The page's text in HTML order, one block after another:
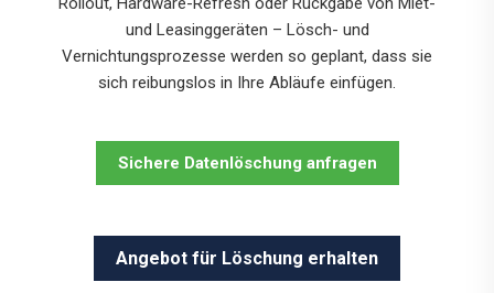
und Leasinggeräten – Lösch- und
Vernichtungsprozesse werden so geplant, dass sie
sich reibungslos in Ihre Abläufe einfügen.
Sichere Datenlöschung anfragen
Angebot für Löschung erhalten